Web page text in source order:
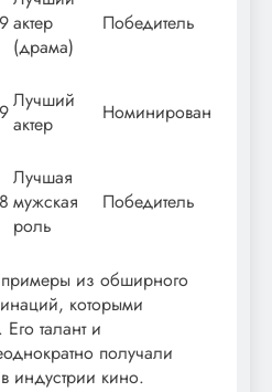
актер
(драма)
Победитель
Лучший
актер
Номинирован
Лучшая
мужская
роль
Победитель
из обширного
которыми
талант и
получали
индустрии кино.